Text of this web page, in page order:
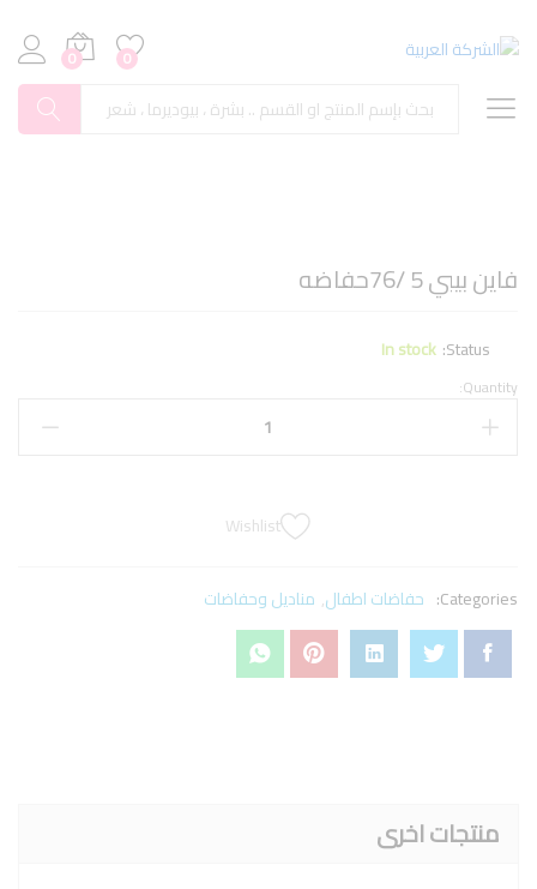
0
0
فاين بيبي 5 /76حفاضه
Status:
In stock
Quantity:
Wishlist
Categories: حفاضات اطفال, مناديل وحفاضات
منتجات اخرى